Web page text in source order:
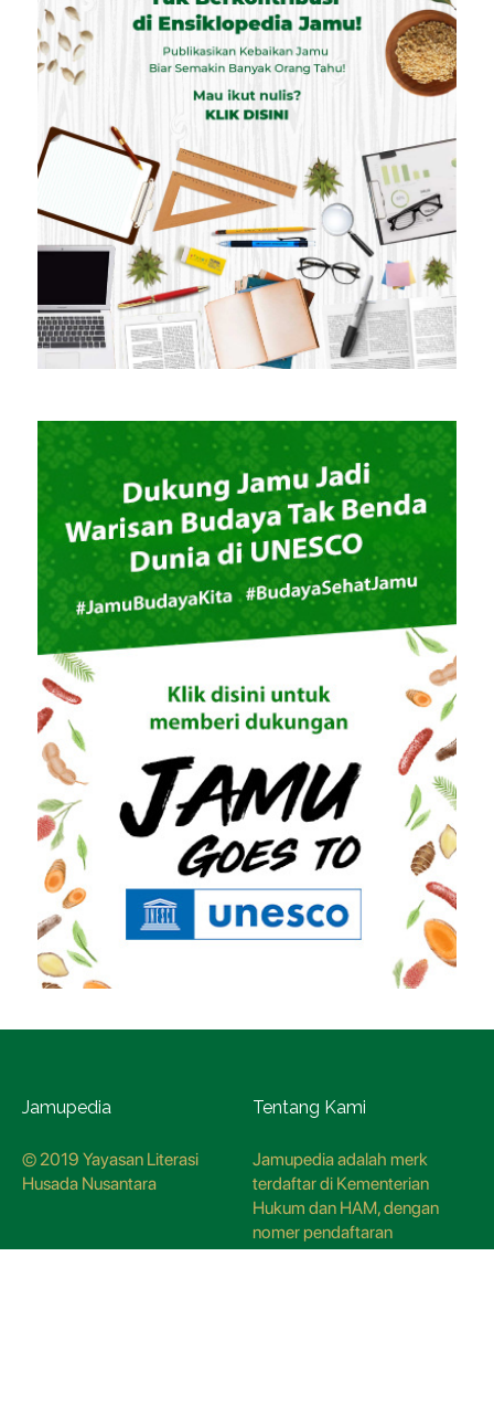
Jamupedia
© 2019 Yayasan Literasi
Husada Nusantara
Tentang Kami
Jamupedia adalah merk
terdaftar di Kementerian
Hukum dan HAM, dengan
nomer pendaftaran
CO78621